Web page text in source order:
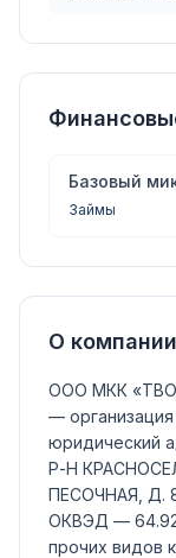
Базовый
Займы
О компании
ООО МКК
— организация
юридический
Р-Н
ПЕСОЧНАЯ, Д.
ОКВЭД —
прочих видов